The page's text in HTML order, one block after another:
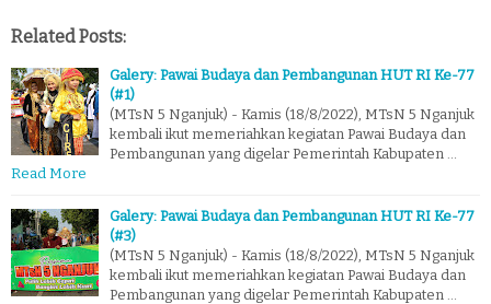
Related Posts:
Galery: Pawai Budaya dan Pembangunan HUT RI Ke-77
(#1)
(MTsN 5 Nganjuk) - Kamis (18/8/2022), MTsN 5 Nganjuk
kembali ikut memeriahkan kegiatan Pawai Budaya dan
Pembangunan yang digelar Pemerintah Kabupaten …
Read More
Galery: Pawai Budaya dan Pembangunan HUT RI Ke-77
(#3)
(MTsN 5 Nganjuk) - Kamis (18/8/2022), MTsN 5 Nganjuk
kembali ikut memeriahkan kegiatan Pawai Budaya dan
Pembangunan yang digelar Pemerintah Kabupaten …